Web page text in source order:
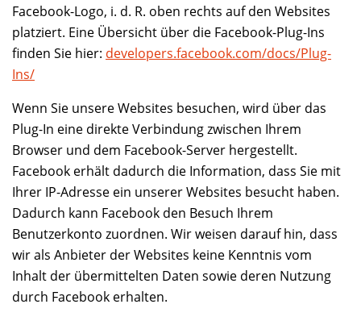
Facebook-Logo, i. d. R. oben rechts auf den Websites
platziert. Eine Übersicht über die Facebook-Plug-Ins
finden Sie hier: developers.facebook.com/docs/Plug-
Ins/
Wenn Sie unsere Websites besuchen, wird über das
Plug-In eine direkte Verbindung zwischen Ihrem
Browser und dem Facebook-Server hergestellt.
Facebook erhält dadurch die Information, dass Sie mit
Ihrer IP-Adresse ein unserer Websites besucht haben.
Dadurch kann Facebook den Besuch Ihrem
Benutzerkonto zuordnen. Wir weisen darauf hin, dass
wir als Anbieter der Websites keine Kenntnis vom
Inhalt der übermittelten Daten sowie deren Nutzung
durch Facebook erhalten.